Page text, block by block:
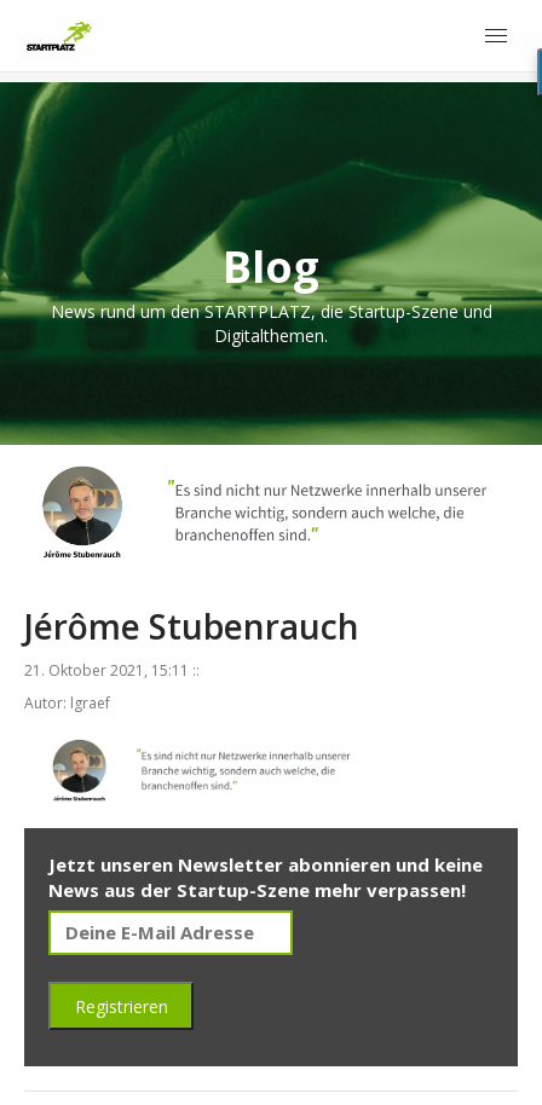
Blog
News rund um den STARTPLATZ, die Startup-Szene und
Digitalthemen.
Jérôme Stubenrauch
21. Oktober 2021, 15:11 ::
Autor: lgraef
Jetzt unseren Newsletter abonnieren und keine
News aus der Startup-Szene mehr verpassen!